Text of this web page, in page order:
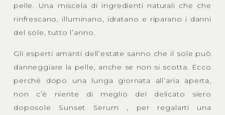
pelle. Una miscela di ingredienti naturali che che
rinfrescano, illuminano, idratano e riparano i danni
del sole, tutto l’anno.
Gli esperti amanti dell’estate sanno che il sole può
danneggiare la pelle, anche se non si scotta. Ecco
perché dopo una lunga giornata all’aria aperta,
non c’è niente di meglio del delicato siero
doposole Sunset Serum , per regalarti una